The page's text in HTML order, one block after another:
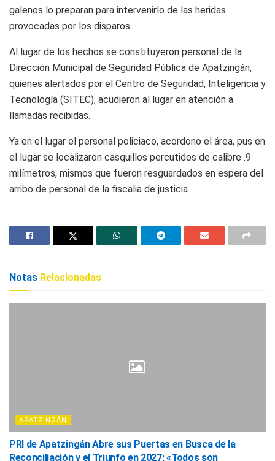
galenos lo preparan para intervenirlo de las heridas
provocadas por los disparos.
Al lugar de los hechos se constituyeron personal de la
Dirección Municipal de Seguridad Pública de Apatzingán,
quienes alertados por el Centro de Seguridad, Inteligencia y
Tecnología (SITEC), acudieron al lugar en atención a
llamadas recibidas.
Ya en el lugar el personal policiaco, acordono el área, pus en
el lugar se localizaron casquillos percutidos de calibre .9
milímetros, mismos que fueron resguardados en espera del
arribo de personal de la fiscalia de justicia.
Notas Relacionadas
APATZINGÁN
PRI de Apatzingán Abre sus Puertas en Busca de la
Reconciliación y el Triunfo en 2027; «Todos son